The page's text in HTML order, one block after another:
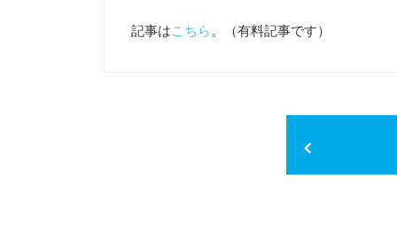
記事はこちら 。（有料記事です）